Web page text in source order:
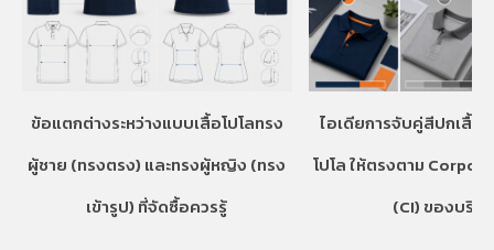
ข้อแตกต่างระหว่างแบบเสื้อโปโลทรง
ผู้ชาย (ทรงตรง) และทรงผู้หญิง (ทรง
เข้ารูป) ที่จัดซื้อควรรู้
ไอเดียการจับคู่สีปกเสื้อ
โปโล ให้ตรงตาม
(CI) ของบริษัท